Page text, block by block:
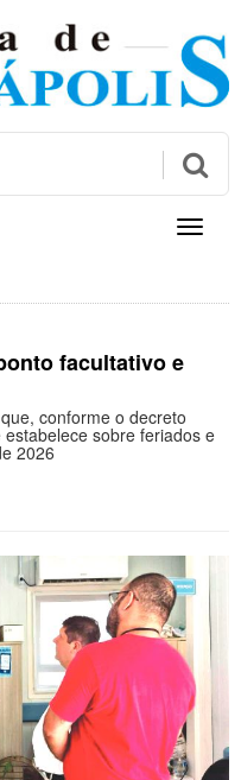

Toggle
facultativo e
conforme o decreto
sobre feriados e
2026